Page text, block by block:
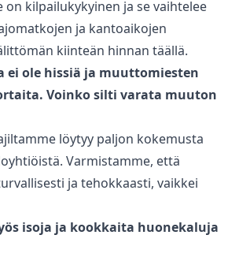
kilpailukykyinen ja se vaihtelee
ja kantoaikojen
kiinteän hinnan täällä.
ei ole hissiä ja muuttomiesten
Voinko silti varata muuton
löytyy paljon kokemusta
Varmistamme, että
ja tehokkaasti, vaikkei
isoja ja kookkaita huonekaluja